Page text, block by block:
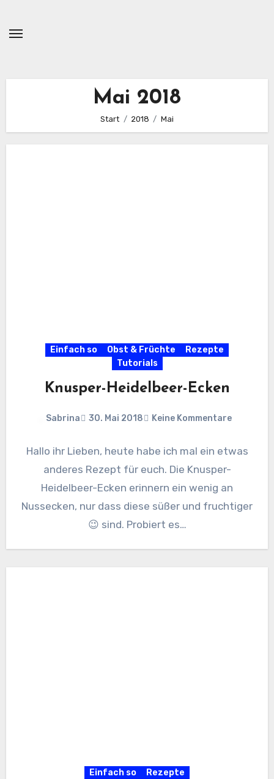
springen
Mai 2018
Start 2018 Mai
Einfach so Obst & Früchte
Rezepte
Tutorials
Knusper-Heidelbeer-Ecken
Sabrina 30. Mai 2018 Keine Kommentare
Hallo ihr Lieben, heute habe ich mal ein etwas
anderes Rezept für euch. Die Knusper-
Heidelbeer-Ecken erinnern ein wenig an
Nussecken, nur dass diese süßer und fruchtiger
😉 sind. Probiert es…
Einfach so Rezepte